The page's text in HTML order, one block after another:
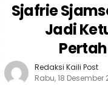
Sjafrie
Jadi
Redaksi Kaili Post
Rabu, 18 Desember